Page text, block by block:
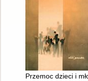
Przemoc dzieci i